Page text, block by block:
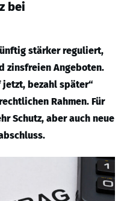
bei
stärker reguliert,
zinsfreien Angeboten.
jetzt, bezahl später“
Rahmen. Für
Schutz, aber auch neue